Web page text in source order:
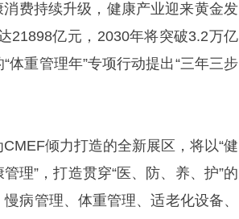
费持续升级，健康产业迎来黄金发
21898亿元，2030年将突破3.2万亿
重管理年”专项行动提出“三年三步
倾力打造的全新展区，将以“健
理”，打造贯穿“医、防、养、护”的
病管理、体重管理、适老化设备、